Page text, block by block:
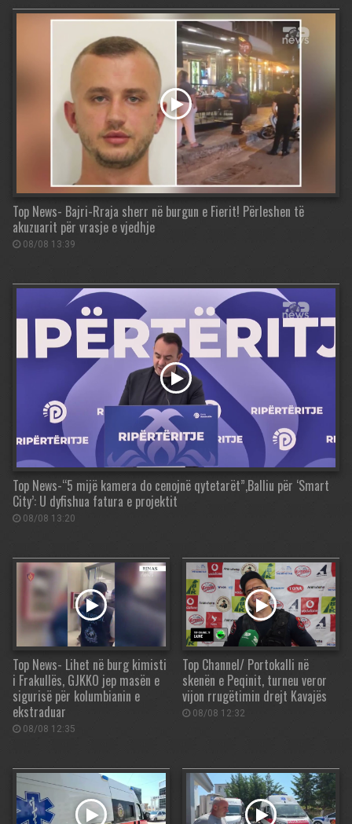
Top News- Bajri-Rraja sherr në burgun e Fierit! Përleshen të
akuzuarit për vrasje e vjedhje
08/08 13:39
Top News-“5 mijë kamera do cenojnë qytetarët”,Balliu për ‘Smart
City’: U dyfishua fatura e projektit
08/08 13:20
Top News- Lihet në burg kimisti
i Frakullës, GJKKO jep masën e
sigurisë për kolumbianin e
ekstraduar
08/08 12:35
Top Channel/ Portokalli në
skenën e Peqinit, turneu veror
vijon rrugëtimin drejt Kavajës
08/08 12:32